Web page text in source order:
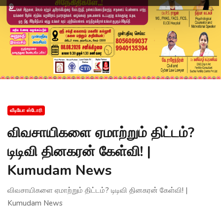
வீடியோ ஸ்டோரி
விவசாயிகளை ஏமாற்றும் திட்டம்?
டிடிவி தினகரன் கேள்வி! |
Kumudam News
விவசாயிகளை ஏமாற்றும் திட்டம்? டிடிவி தினகரன் கேள்வி! |
Kumudam News